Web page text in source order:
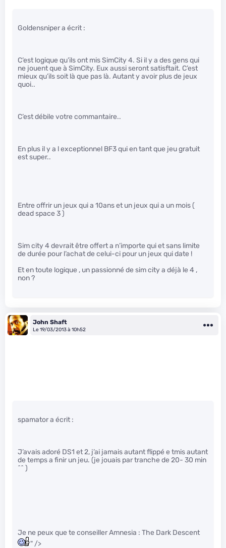
Goldensniper a écrit :
C’est logique qu’ils ont mis SimCity 4. Si il y a des gens qui
ne jouent que à SimCity. Eux aussi seront satisftait. C’est
mieux qu’ils soit là que pas là. Autant y avoir plus de jeux
quoi..
C’est débile votre commantaire..
En plus il y a l exceptionnel BF3 qui en tant que jeu gratuit
est super..
Entre offrir un jeux qui a 10ans et un jeux qui a un mois (
dead space 3 )
Sim city 4 devrait être offert a n’importe qui et sans limite
de durée pour l’achat de celui-ci pour un jeux qui date !
Et en toute logique , un passionné de sim city a déjà le 4 ,
non ?
John Shaft
Le 19/03/2013 à 10h52
spamator a écrit :
J’avais adoré DS1 et 2, j’ai jamais autant flippé e tmis autant
de temps a finir un jeu. (je jouais par tranche de 20- 30 min
^^ )
Je ne peux que te conseiller Amnesia : The Dark Descent
" />